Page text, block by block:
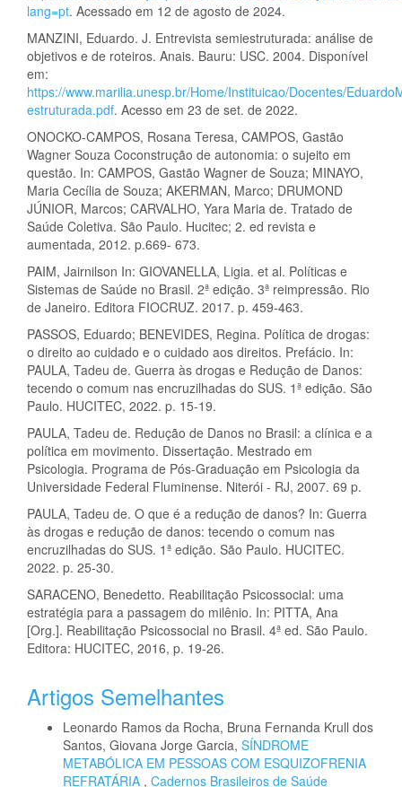
lang=pt. Acessado em 12 de agosto de 2024.
MANZINI, Eduardo. J. Entrevista semiestruturada: análise de
objetivos e de roteiros. Anais. Bauru: USC. 2004. Disponível
em:
https://www.marilia.unesp.br/Home/Instituicao/Docentes/
estruturada.pdf. Acesso em 23 de set. de 2022.
ONOCKO-CAMPOS, Rosana Teresa, CAMPOS, Gastão
Wagner Souza Coconstrução de autonomia: o sujeito em
questão. In: CAMPOS, Gastão Wagner de Souza; MINAYO,
Maria Cecília de Souza; AKERMAN, Marco; DRUMOND
JÚNIOR, Marcos; CARVALHO, Yara Maria de. Tratado de
Saúde Coletiva. São Paulo. Hucitec; 2. ed revista e
aumentada, 2012. p.669- 673.
PAIM, Jairnilson In: GIOVANELLA, Ligia. et al. Políticas e
Sistemas de Saúde no Brasil. 2ª edição. 3ª reimpressão. Rio
de Janeiro. Editora FIOCRUZ. 2017. p. 459-463.
PASSOS, Eduardo; BENEVIDES, Regina. Política de drogas:
o direito ao cuidado e o cuidado aos direitos. Prefácio. In:
PAULA, Tadeu de. Guerra às drogas e Redução de Danos:
tecendo o comum nas encruzilhadas do SUS. 1ª edição. São
Paulo. HUCITEC, 2022. p. 15-19.
PAULA, Tadeu de. Redução de Danos no Brasil: a clínica e a
política em movimento. Dissertação. Mestrado em
Psicologia. Programa de Pós-Graduação em Psicologia da
Universidade Federal Fluminense. Niterói - RJ, 2007. 69 p.
PAULA, Tadeu de. O que é a redução de danos? In: Guerra
às drogas e redução de danos: tecendo o comum nas
encruzilhadas do SUS. 1ª edição. São Paulo. HUCITEC.
2022. p. 25-30.
SARACENO, Benedetto. Reabilitação Psicossocial: uma
estratégia para a passagem do milênio. In: PITTA, Ana
[Org.]. Reabilitação Psicossocial no Brasil. 4ª ed. São Paulo.
Editora: HUCITEC, 2016, p. 19-26.
Artigos Semelhantes
Leonardo Ramos da Rocha, Bruna Fernanda Krull dos
Santos, Giovana Jorge Garcia, SÍNDROME
METABÓLICA EM PESSOAS COM ESQUIZOFRENIA
REFRATÁRIA , Cadernos Brasileiros de Saúde